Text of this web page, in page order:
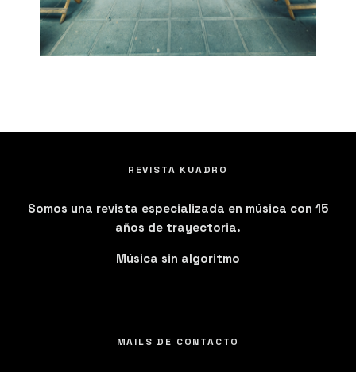
REVISTA KUADRO
Somos una revista especializada en música con 15
años de trayectoria.
Música sin algoritmo
MAILS DE CONTACTO